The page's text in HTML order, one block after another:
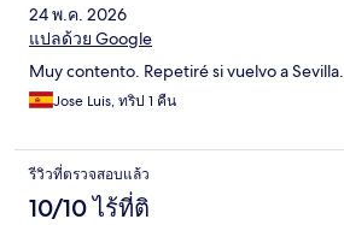
24 พ.ค. 2026
แปลด้วย Google
Muy contento. Repetiré si vuelvo a Sevilla.
Jose Luis, ทริป 1 คืน
รีวิวที่ตรวจสอบแล้ว
10/10 ไร้ที่ติ